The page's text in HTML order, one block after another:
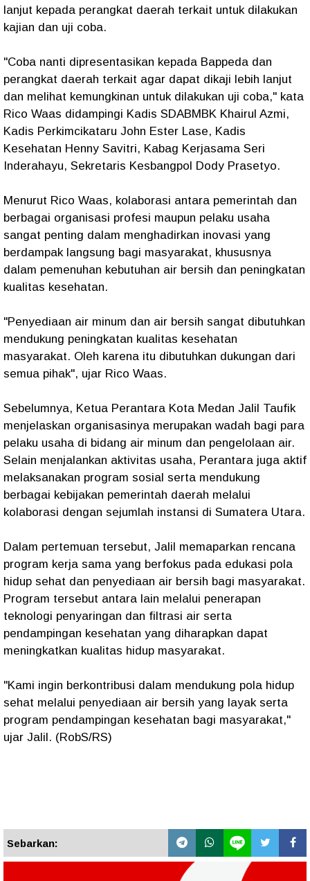
lanjut kepada perangkat daerah terkait untuk dilakukan
kajian dan uji coba.
"Coba nanti dipresentasikan kepada Bappeda dan
perangkat daerah terkait agar dapat dikaji lebih lanjut
dan melihat kemungkinan untuk dilakukan uji coba," kata
Rico Waas didampingi Kadis SDABMBK Khairul Azmi,
Kadis Perkimcikataru John Ester Lase, Kadis
Kesehatan Henny Savitri, Kabag Kerjasama Seri
Inderahayu, Sekretaris Kesbangpol Dody Prasetyo.
Menurut Rico Waas, kolaborasi antara pemerintah dan
berbagai organisasi profesi maupun pelaku usaha
sangat penting dalam menghadirkan inovasi yang
berdampak langsung bagi masyarakat, khususnya
dalam pemenuhan kebutuhan air bersih dan peningkatan
kualitas kesehatan.
"Penyediaan air minum dan air bersih sangat dibutuhkan
mendukung peningkatan kualitas kesehatan
masyarakat. Oleh karena itu dibutuhkan dukungan dari
semua pihak", ujar Rico Waas.
Sebelumnya, Ketua Perantara Kota Medan Jalil Taufik
menjelaskan organisasinya merupakan wadah bagi para
pelaku usaha di bidang air minum dan pengelolaan air.
Selain menjalankan aktivitas usaha, Perantara juga aktif
melaksanakan program sosial serta mendukung
berbagai kebijakan pemerintah daerah melalui
kolaborasi dengan sejumlah instansi di Sumatera Utara.
Dalam pertemuan tersebut, Jalil memaparkan rencana
program kerja sama yang berfokus pada edukasi pola
hidup sehat dan penyediaan air bersih bagi masyarakat.
Program tersebut antara lain melalui penerapan
teknologi penyaringan dan filtrasi air serta
pendampingan kesehatan yang diharapkan dapat
meningkatkan kualitas hidup masyarakat.
"Kami ingin berkontribusi dalam mendukung pola hidup
sehat melalui penyediaan air bersih yang layak serta
program pendampingan kesehatan bagi masyarakat,"
ujar Jalil. (RobS/RS)
Sebarkan: